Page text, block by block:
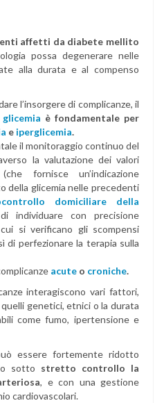
affetti da diabete mellito
possa degenerare nelle
alla durata e al compenso
l’insorgere di complicanze, il
è fondamentale per
e iperglicemia.
il monitoraggio continuo del
la valutazione dei valori
fornisce un’indicazione
della glicemia nelle precedenti
domiciliare della
individuare con precisione
si verificano gli scompensi
di perfezionare la terapia sulla
acute o croniche.
interagiscono vari fattori,
genetici, etnici o la durata
come fumo, ipertensione e
essere fortemente ridotto
sotto stretto controllo la
, e con una gestione
cardiovascolari.